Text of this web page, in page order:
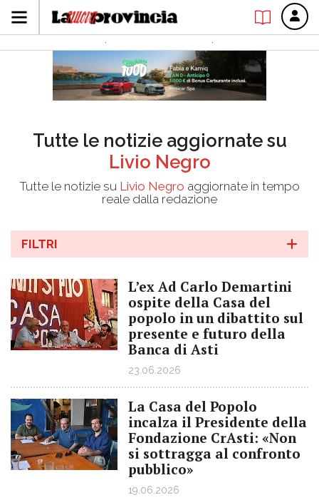
Tutte le notizie aggiornate su
Livio Negro
Tutte le notizie su Livio Negro aggiornate in tempo
reale dalla redazione
FILTRI
L’ex Ad Carlo Demartini
ospite della Casa del
popolo in un dibattito sul
presente e futuro della
Banca di Asti
23.06.2026
La Casa del Popolo
incalza il Presidente della
Fondazione CrAsti: «Non
si sottragga al confronto
pubblico»
19.06.2026